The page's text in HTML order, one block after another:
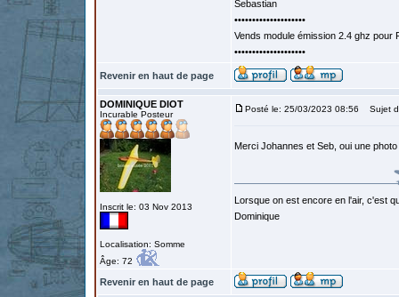
Sebastian
••••••••••••••••••••
Vends module émission 2.4 ghz
••••••••••••••••••••
Revenir en haut de page
DOMINIQUE DIOT
Incurable Posteur
Inscrit le: 03 Nov 2013
Localisation: Somme
Âge: 72
Posté le: 25/03/2023 08:56 Sujet
Merci Johannes et Seb, oui une
Lorsque on est encore en l'air, c'est
Dominique
Revenir en haut de page